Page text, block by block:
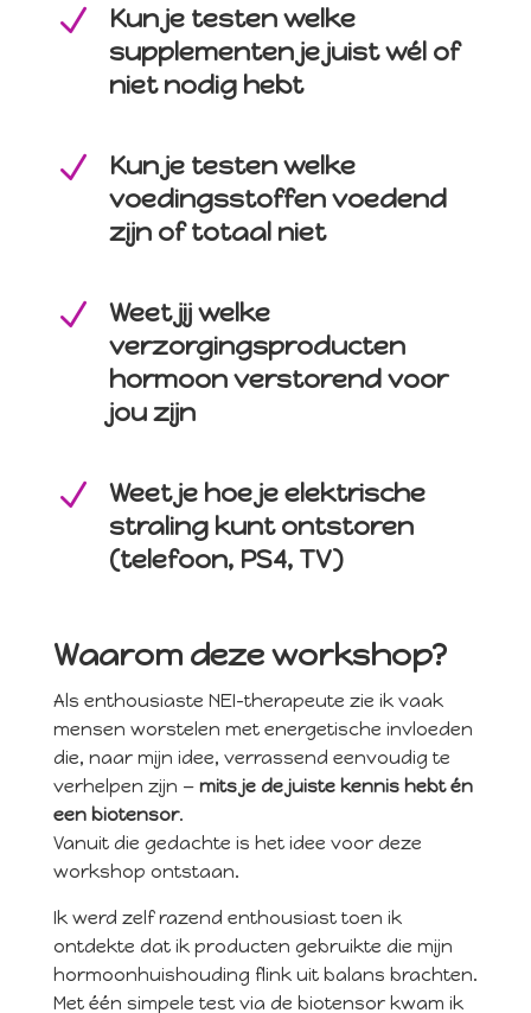
N
Kun je testen welke
supplementen je juist wél of
niet nodig hebt
N
Kun je testen welke
voedingsstoffen voedend
zijn of totaal niet
N
Weet jij welke
verzorgingsproducten
hormoon verstorend voor
jou zijn
N
Weet je hoe je elektrische
straling kunt ontstoren
(telefoon, PS4, TV)
Waarom deze workshop?
Als enthousiaste NEI-therapeute zie ik vaak
mensen worstelen met energetische invloeden
die, naar mijn idee, verrassend eenvoudig te
verhelpen zijn — mits je de juiste kennis hebt én
een biotensor.
Vanuit die gedachte is het idee voor deze
workshop ontstaan.
Ik werd zelf razend enthousiast toen ik
ontdekte dat ik producten gebruikte die mijn
hormoonhuishouding flink uit balans brachten.
Met één simpele test via de biotensor kwam ik